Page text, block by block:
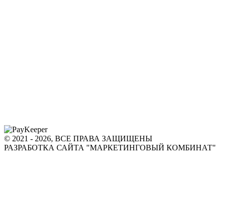
© 2021 - 2026, ВСЕ ПРАВА ЗАЩИЩЕНЫ
РАЗРАБОТКА САЙТА "МАРКЕТИНГОВЫЙ КОМБИНАТ"